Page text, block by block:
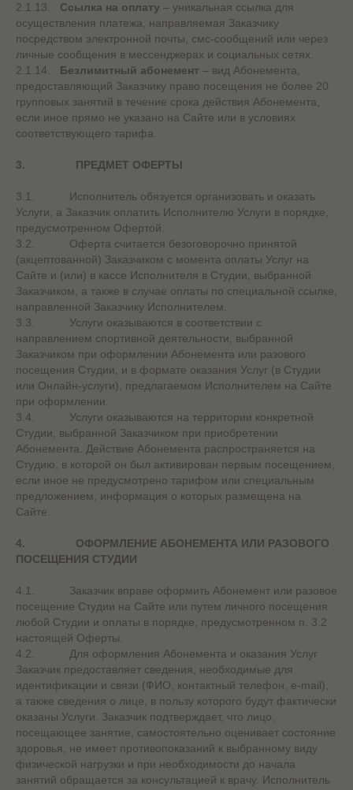
2.1.13. Ссылка на оплату – уникальная ссылка для
осуществления платежа, направляемая Заказчику
посредством электронной почты, смс-сообщений или через
личные сообщения в мессенджерах и социальных сетях.
2.1.14. Безлимитный абонемент – вид Абонемента,
предоставляющий Заказчику право посещения не более 20
групповых занятий в течение срока действия Абонемента,
если иное прямо не указано на Сайте или в условиях
соответствующего тарифа.
3. ПРЕДМЕТ ОФЕРТЫ
3.1. Исполнитель обязуется организовать и оказать
Услуги, а Заказчик оплатить Исполнителю Услуги в порядке,
предусмотренном Офертой.
3.2. Оферта считается безоговорочно принятой
(акцептованной) Заказчиком с момента оплаты Услуг на
Сайте и (или) в кассе Исполнителя в Студии, выбранной
Заказчиком, а также в случае оплаты по специальной ссылке,
направленной Заказчику Исполнителем.
3.3. Услуги оказываются в соответствии с
направлением спортивной деятельности, выбранной
Заказчиком при оформлении Абонемента или разового
посещения Студии, и в формате оказания Услуг (в Студии
или Онлайн-услуги), предлагаемом Исполнителем на Сайте
при оформлении.
3.4. Услуги оказываются на территории конкретной
Студии, выбранной Заказчиком при приобретении
Абонемента. Действие Абонемента распространяется на
Студию, в которой он был активирован первым посещением,
если иное не предусмотрено тарифом или специальным
предложением, информация о которых размещена на
Сайте.
4.
ОФОРМЛЕНИЕ АБОНЕМЕНТА ИЛИ РАЗОВОГО
ПОСЕЩЕНИЯ СТУДИИ
4.1. Заказчик вправе оформить Абонемент или разовое
посещение Студии на Сайте или путем личного посещения
любой Студии и оплаты в порядке, предусмотренном п. 3.2
настоящей Оферты.
4.2. Для оформления Абонемента и оказания Услуг
Заказчик предоставляет сведения, необходимые для
идентификации и связи (ФИО, контактный телефон, e-mail),
а также сведения о лице, в пользу которого будут фактически
оказаны Услуги. Заказчик подтверждает, что лицо,
посещающее занятие, самостоятельно оценивает состояние
здоровья, не имеет противопоказаний к выбранному виду
физической нагрузки и при необходимости до начала
занятий обращается за консультацией к врачу. Исполнитель